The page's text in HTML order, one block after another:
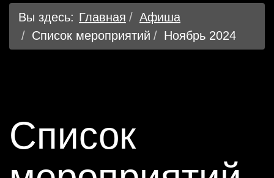
Вы здесь: Главная
Афиша
Список мероприятий
Ноябрь 2024
Список